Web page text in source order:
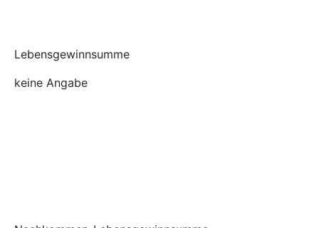
Lebensgewinnsumme
keine Angabe